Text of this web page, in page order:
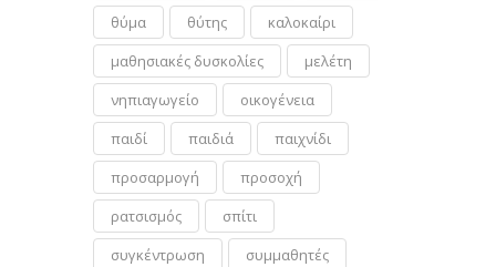
θύμα
θύτης
καλοκαίρι
μαθησιακές δυσκολίες
μελέτη
νηπιαγωγείο
οικογένεια
παιδί
παιδιά
παιχνίδι
προσαρμογή
προσοχή
ρατσισμός
σπίτι
συγκέντρωση
συμμαθητές